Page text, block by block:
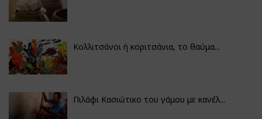
Κολλιτσάνοι ή κοριτσάνια, το θαύμα...
Πιλάφι Κασιώτικο του γάμου με κανέλ...